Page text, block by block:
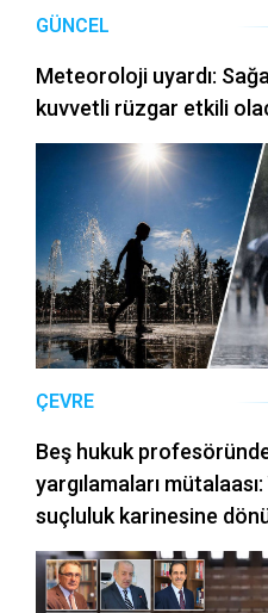
GÜNCEL
Meteoroloji uyardı:
kuvvetli rüzgar etkili
ÇEVRE
Beş hukuk
yargılamaları
suçluluk karinesine